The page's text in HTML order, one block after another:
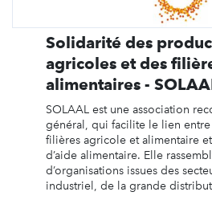
Solidarité des
agricoles et des
alimentaires -
SOLAAL est une association
général, qui facilite le lien
filières agricole et alimentaire
d’aide alimentaire. Elle
d’organisations issues des
industriel, de la grande